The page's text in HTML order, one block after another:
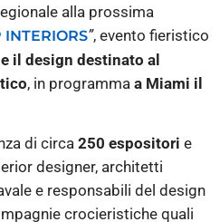
alla prossima
INTERIORS”, evento fieristico
il design destinato al
, in programma a Miami il
di circa 250 espositori e
designer, architetti
e responsabili del design
crocieristiche quali